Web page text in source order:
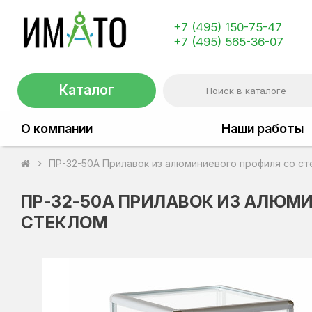
+7 (495) 150-75-47
+7 (495) 565-36-07
Каталог
О компании Наши работы
chevron_right ПР-32-50А Прилавок из алюминиевого профиля со
ПР-32-50А ПРИЛАВОК ИЗ
СТЕКЛОМ